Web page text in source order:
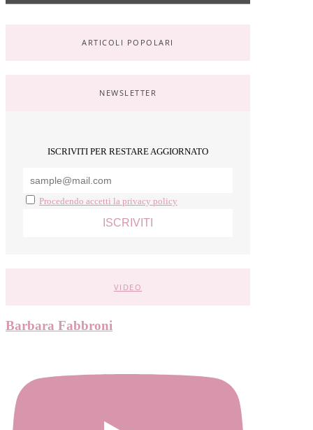
ARTICOLI POPOLARI
NEWSLETTER
ISCRIVITI PER RESTARE AGGIORNATO
Procedendo accetti la privacy policy
VIDEO
Barbara Fabbroni